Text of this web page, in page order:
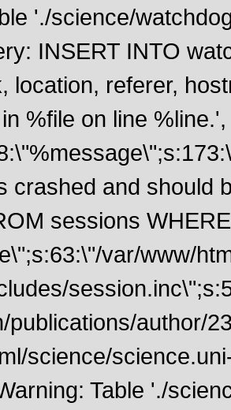
'./science/
INSERT INTO
location, referer,
%file on line
crashed and should
sessions
var/www/
publications/author/
science/
Table './